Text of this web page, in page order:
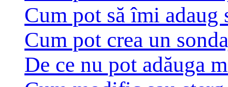
Cum pot să îmi adaug
Cum pot crea un
De ce nu pot adăuga